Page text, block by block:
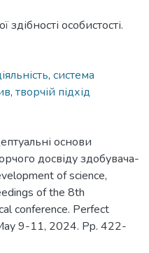
особистості.
, система
, творчій підхід
основи
досвіду здобувача-
of science,
of the 8th
conference. Perfect
9-11, 2024. Pp. 422-